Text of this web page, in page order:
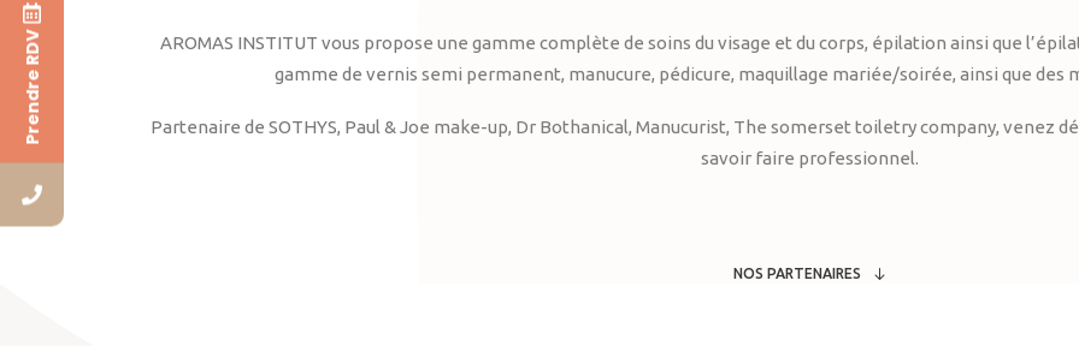
AROMAS INSTITUT vous propose une gamme complète de soins du visage et du corps, épilation ainsi que
gamme de vernis semi permanent, manucure, pédicure, maquillage mariée/soirée, ainsi que des
Partenaire de SOTHYS, Paul & Joe make-up, Dr Bothanical, Manucurist, The somerset toiletry company, venez
savoir faire professionnel.
NOS PARTENAIRES
Prendre RDV